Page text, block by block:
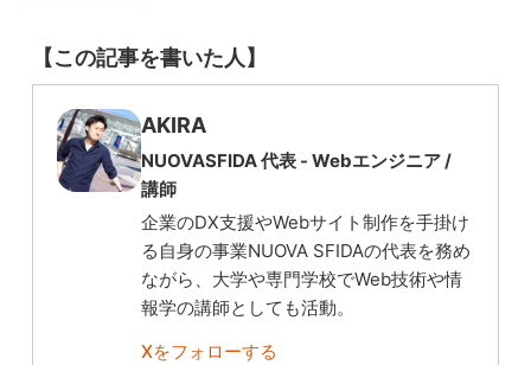
【この記事を書いた人】
AKIRA
NUOVASFIDA 代表 - Webエンジニア/
講師
企業のDX支援やWebサイト制作を手掛け
る自身の事業NUOVA SFIDAの代表を務め
ながら、大学や専門学校でWeb技術や情
報学の講師としても活動。
Xをフォローする